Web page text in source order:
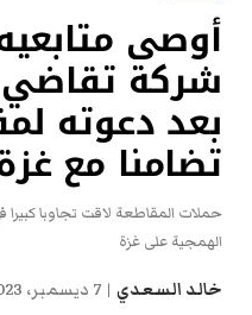
شركة تقاضي
بعد دعوته
تضامنا مع
حملات المقاطعة لاقت تجاوبا كبيرا
الهمجية على غزة
خالد السعدي 7 ديسمبر، 2023